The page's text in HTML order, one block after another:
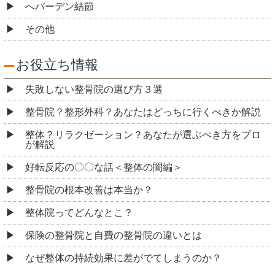
へバーデン結節
その他
お役立ち情報
失敗しない整骨院の選び方３選
整骨院？整形外科？あなたはどっちに行くべきか解説
整体？リラクゼーション？あなたが選ぶべき方をプロ
が解説
好転反応の〇〇な話＜整体の闇編＞
整骨院の根本改善は本当か？
整体院ってどんなとこ？
保険の整骨院と自費の整骨院の違いとは
なぜ整体の持続効果に差がでてしまうのか？